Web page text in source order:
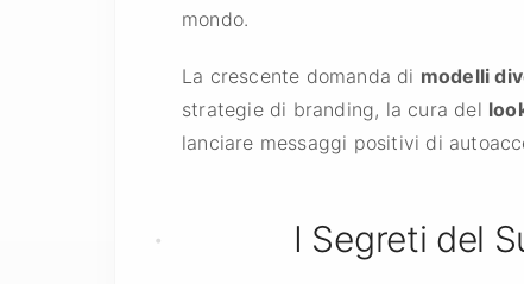
mondo.
La crescente domanda di modelli
strategie di branding, la cura del
lanciare messaggi positivi di
I Segreti del